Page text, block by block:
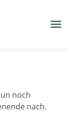
noch
nach.